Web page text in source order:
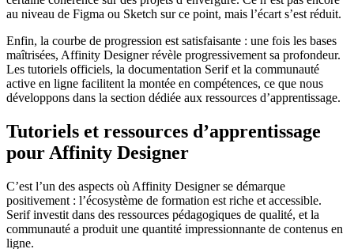
au niveau de Figma ou Sketch sur ce point, mais l’écart s’est réduit.
Enfin, la courbe de progression est satisfaisante : une fois les bases
maîtrisées, Affinity Designer révèle progressivement sa profondeur.
Les tutoriels officiels, la documentation Serif et la communauté
active en ligne facilitent la montée en compétences, ce que nous
développons dans la section dédiée aux ressources d’apprentissage.
Tutoriels et ressources d’apprentissage
pour Affinity Designer
C’est l’un des aspects où Affinity Designer se démarque
positivement : l’écosystème de formation est riche et accessible.
Serif investit dans des ressources pédagogiques de qualité, et la
communauté a produit une quantité impressionnante de contenus en
ligne.